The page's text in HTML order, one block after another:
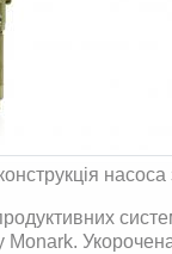
насоса